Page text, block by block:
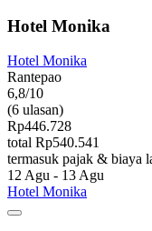
Hotel Monika
Hotel Monika
Rantepao
6,8/10
(6 ulasan)
Rp446.728
total Rp540.541
termasuk pajak & biaya
12 Agu - 13 Agu
Hotel Monika